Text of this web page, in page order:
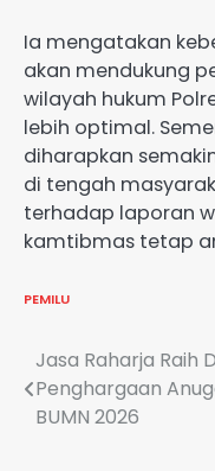
Ia mengatakan
akan mendukung
wilayah hukum
lebih optimal.
diharapkan
di tengah
terhadap laporan
kamtibmas tetap
PEMILU
Navigasi
pos
Jasa Raharja Raih
Penghargaan
BUMN 2026